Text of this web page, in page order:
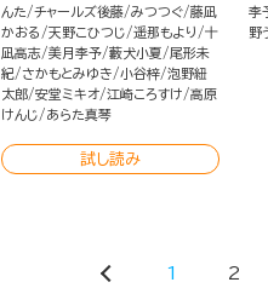
んた
チャールズ後藤 みつつぐ 藤凪
かおる
天野こひつじ 遥那もより
十
凪高志 美月李予 藪犬小夏
尾形未
紀 さかもとみゆき 小谷梓 泡野紐
太郎 安堂ミキオ 江崎ころすけ
高原
けんじ
あらた真琴
試し読み
李
野
1 2